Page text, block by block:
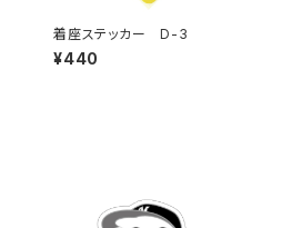
着座ステッカー D-3
¥440